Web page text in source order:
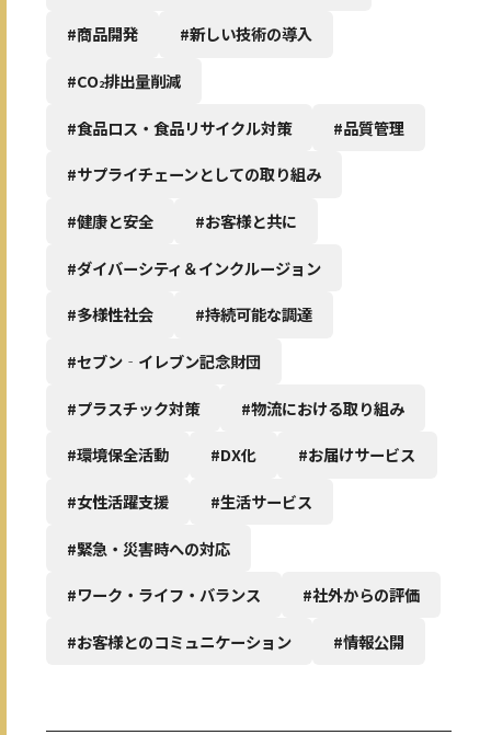
#商品開発 #新しい技術の導入
#CO2排出量削減
#食品ロス・食品リサイクル対策 #品質管理
#サプライチェーンとしての取り組み
#健康と安全 #お客様と共に
#ダイバーシティ＆インクルージョン
#多様性社会 #持続可能な調達
#セブン‐イレブン記念財団
#プラスチック対策 #物流における取り組み
#環境保全活動 #DX化 #お届けサービス
#女性活躍支援 #生活サービス
#緊急・災害時への対応
#ワーク・ライフ・バランス #社外からの評価
#お客様とのコミュニケーション #情報公開